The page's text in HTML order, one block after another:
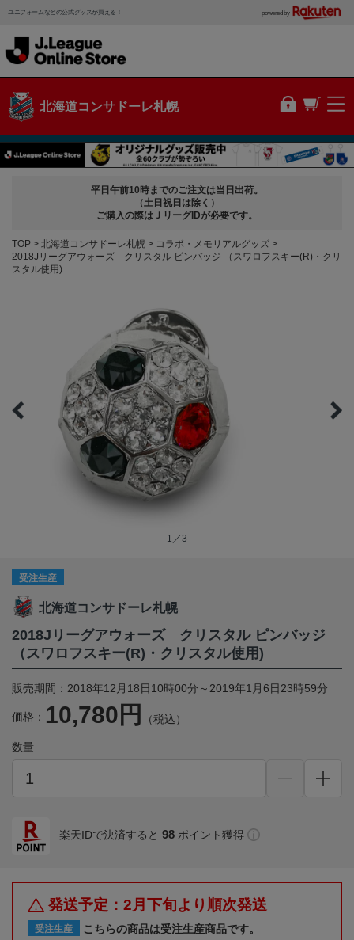
ユニフォームなどの公式グッズが買える！ powered by
北海道コンサドーレ札幌
平日午前10時までのご注文は当日出荷。
（土日祝日は除く）
ご購入の際はＪリーグIDが必要です。
TOP 北海道コンサドーレ札幌
コラボ・メモリアルグッズ
2018Jリーグアウォーズ クリスタル ピンバッジ （スワロフスキー(R)・クリ
スタル使用)
1／3
受注生産
北海道コンサドーレ札幌
2018Jリーグアウォーズ クリスタル ピンバッジ
（スワロフスキー(R)・クリスタル使用)
販売期間：2018年12月18日10時00分～2019年1月6日23時59分
価格： 10,780円 （税込）
数量
楽天IDで決済すると 98 ポイント獲得
発送予定：2月下旬より順次発送
受注生産
こちらの商品は受注生産商品です。